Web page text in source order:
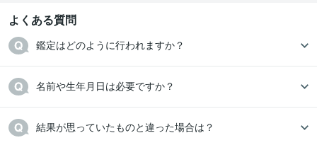
よくある質問
鑑定はどのように行われますか？
名前や生年月日は必要ですか？
結果が思っていたものと違った場合は？